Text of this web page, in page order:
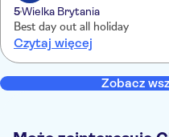
5Wielka Brytania
Best day out all holiday
Czytaj więcej
Zobacz